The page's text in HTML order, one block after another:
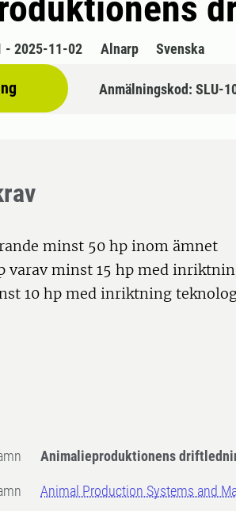
- 2025-11-02 Alnarp Svenska
Anmälningskod: SLU-
minst 50 hp inom ämnet
varav minst 15 hp med
10 hp med inriktning
Animalieproduktionens
Animal Production Systems and